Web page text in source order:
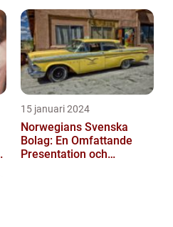
15 januari 2024
Norwegians Svenska
Bolag: En Omfattande
Presentation och